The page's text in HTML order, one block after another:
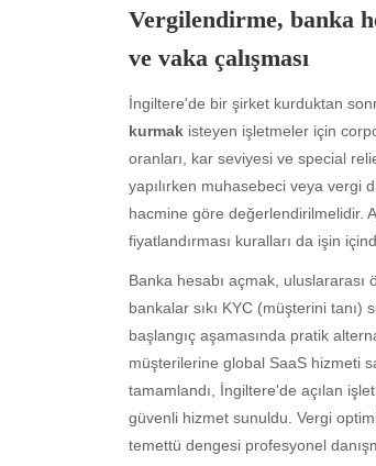
Vergilendirme, banka
ve vaka çalışması
İngiltere'de bir şirket kurduktan
kurmak isteyen işletmeler için
oranları, kar seviyesi ve special
yapılırken muhasebeci veya vergi
hacmine göre değerlendirilmelidir.
fiyatlandırması kuralları da işin
Banka hesabı açmak, uluslararası
bankalar sıkı KYC (müşterini
başlangıç aşamasında pratik
müşterilerine global SaaS hizmeti
tamamlandı, İngiltere'de açılan
güvenli hizmet sunuldu. Vergi
temettü dengesi profesyonel
Archives
August 2026
July 2026
June 2026
April 2026
March 2026
February 2026
January 2026
December 2025
November 2025
October 2025